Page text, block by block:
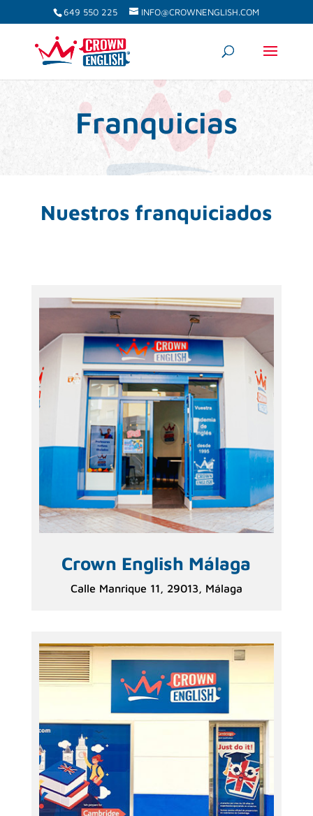
649 550 225 INFO@CROWNENGLISH.COM
Franquicias
Nuestros franquiciados
Crown English Málaga
Calle Manrique 11, 29013, Málaga